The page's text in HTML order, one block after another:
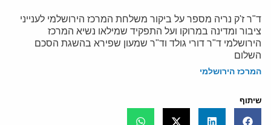
ד"ר ז'ק נריה מספר על ביקור משלחת המרכז הירושלמי לענייני
ציבור ומדינה במרוקו ועל התפקיד שמילאו נשיא המרכז
הירושלמי ד"ר דורי גולד וד"ר שמעון שפירא בהשגת הסכם
השלום
המרכז הירושלמי
שיתוף